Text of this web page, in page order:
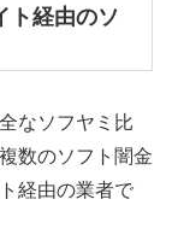
ト経由のソ
なソフヤミ比
数のソフト闇金
経由の業者で